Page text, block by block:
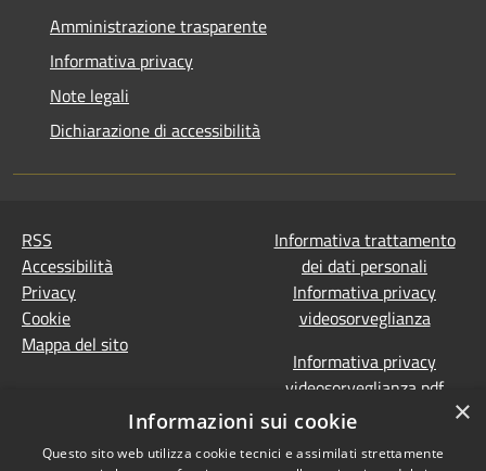
Amministrazione trasparente
Informativa privacy
Note legali
Dichiarazione di accessibilità
RSS
Accessibilità
Privacy
Cookie
Mappa del sito
Informativa trattamento
dei dati personali
Informativa privacy
videosorveglianza
Informativa privacy
videosorveglianza pdf
Dichiarazione di
Obiettivi accessibilità
×
Informazioni sui cookie
Questo sito web utilizza cookie tecnici e assimilati strettamente